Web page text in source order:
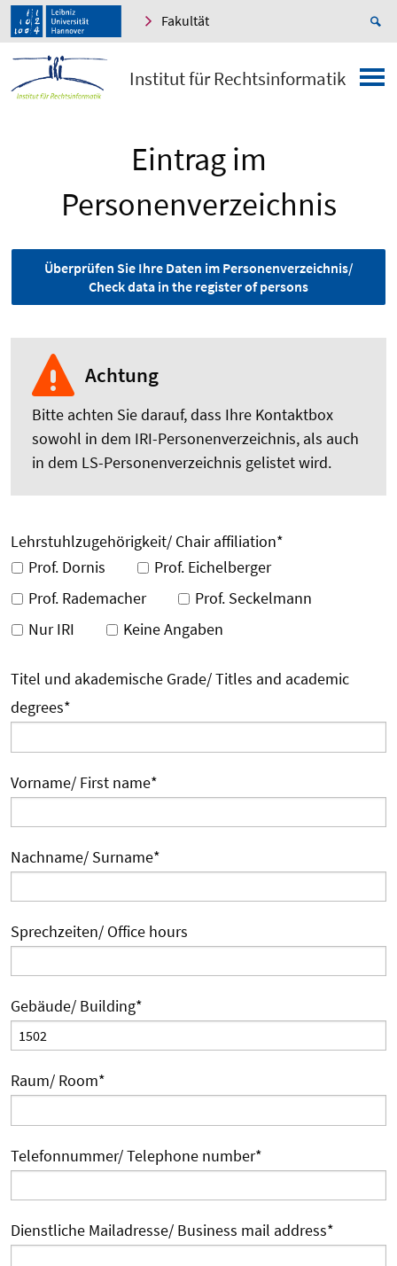
Fakultät
Institut für Rechtsinformatik
Eintrag im
Personenverzeichnis
Überprüfen Sie Ihre Daten im Personenverzeichnis/
Check data in the register of persons
Achtung
Bitte achten Sie darauf, dass Ihre Kontaktbox
sowohl in dem IRI-Personenverzeichnis, als auch
in dem LS-Personenverzeichnis gelistet wird.
Lehrstuhlzugehörigkeit/ Chair affiliation*
Prof. Dornis
Prof. Eichelberger
Prof. Rademacher
Prof. Seckelmann
Nur IRI
Keine Angaben
Titel und akademische Grade/ Titles and academic
degrees*
Vorname/ First name*
Nachname/ Surname*
Sprechzeiten/ Office hours
Gebäude/ Building*
Raum/ Room*
Telefonnummer/ Telephone number*
Dienstliche Mailadresse/ Business mail address*